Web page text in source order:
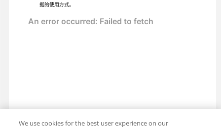
据的使用方式。
We use cookies for the best user experience on our